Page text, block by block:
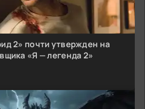
2» почти утвержден на
«Я — легенда 2»